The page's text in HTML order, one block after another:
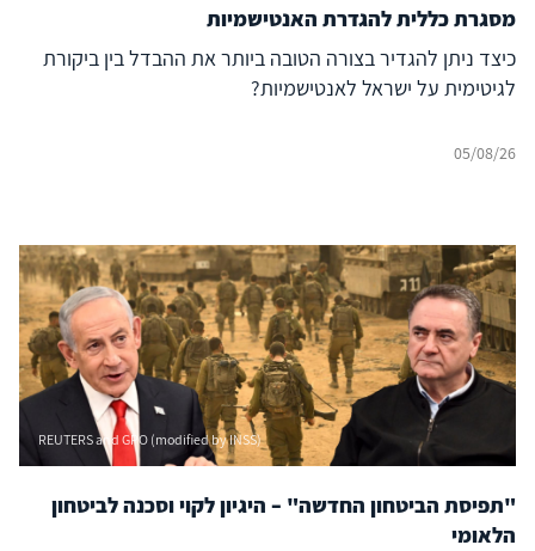
מסגרת כללית להגדרת האנטישמיות
כיצד ניתן להגדיר בצורה הטובה ביותר את ההבדל בין ביקורת
לגיטימית על ישראל לאנטישמיות?
05/08/26
REUTERS and GPO (modified by INSS)
"תפיסת הביטחון החדשה" – היגיון לקוי וסכנה לביטחון
הלאומי